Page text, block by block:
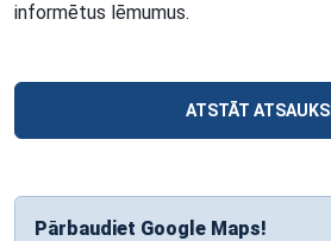
informētus lēmumus.
ATSTĀT
Pārbaudiet Google Maps!